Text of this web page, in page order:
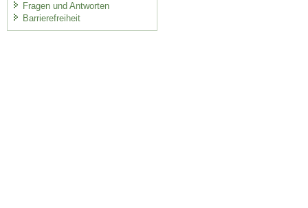
Fragen und Antworten
Barrierefreiheit